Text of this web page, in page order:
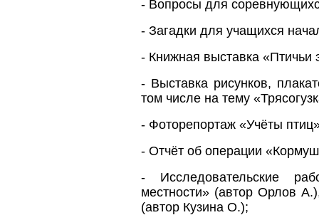
- Вопросы для
- Загадки для учащихся
- Книжная выставка «Птичьи
- Выставка рисунков,
том числе на тему
- Фоторепортаж «Учёты
- Отчёт об операции
- Исследовательские
местности» (автор Орлов
(автор Кузина О.);